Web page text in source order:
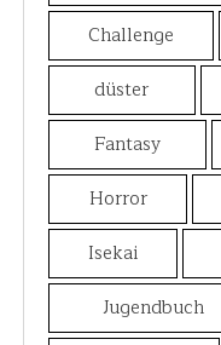
Challenge
düster
Fantasy
Horror
Isekai
Jugendbuch